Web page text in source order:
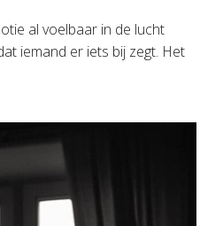
al voelbaar in de lucht
iemand er iets bij zegt. Het